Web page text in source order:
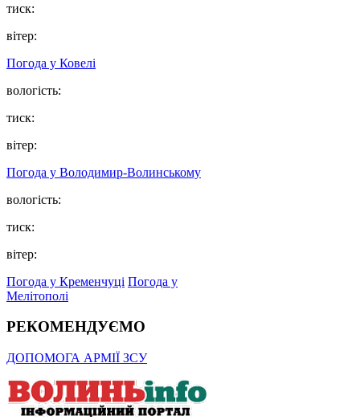
тиск:
вітер:
Погода у Ковелі
вологість:
тиск:
вітер:
Погода у Володимир-Волинському
вологість:
тиск:
вітер:
Погода у Кременчуці Погода у
Мелітополі
РЕКОМЕНДУЄМО
ДОПОМОГА АРМІЇ ЗСУ